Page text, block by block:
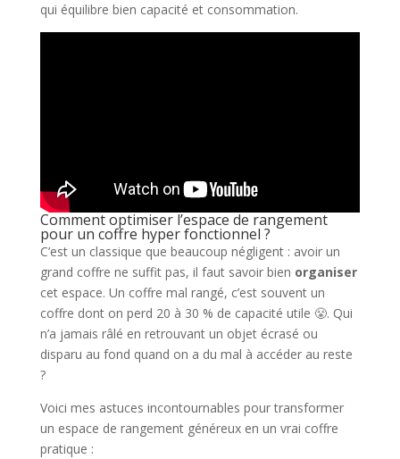
qui équilibre bien capacité et consommation.
Comment optimiser l’espace de rangement
pour un coffre hyper fonctionnel ?
C’est un classique que beaucoup négligent : avoir un
grand coffre ne suffit pas, il faut savoir bien organiser
cet espace. Un coffre mal rangé, c’est souvent un
coffre dont on perd 20 à 30 % de capacité utile 😤. Qui
n’a jamais râlé en retrouvant un objet écrasé ou
disparu au fond quand on a du mal à accéder au reste
?
Voici mes astuces incontournables pour transformer
un espace de rangement généreux en un vrai coffre
pratique :